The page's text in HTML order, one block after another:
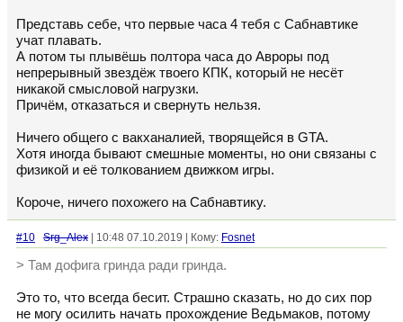
Представь себе, что первые часа 4 тебя с Сабнавтике
учат плавать.
А потом ты плывёшь полтора часа до Авроры под
непрерывный звездёж твоего КПК, который не несёт
никакой смысловой нагрузки.
Причём, отказаться и свернуть нельзя.
Ничего общего с вакханалией, творящейся в GTA.
Хотя иногда бывают смешные моменты, но они связаны с
физикой и её толкованием движком игры.
Короче, ничего похожего на Сабнавтику.
#10 Srg_Alex | 10:48 07.10.2019 | Кому: Fosnet
> Там дофига гринда ради гринда.
Это то, что всегда бесит. Страшно сказать, но до сих пор
не могу осилить начать прохождение Ведьмаков, потому